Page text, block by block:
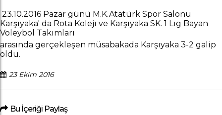
23.10.2016 Pazar günü M.K.Atatürk Spor Salonu
Karşıyaka' da Rota Koleji ve Karşıyaka SK. 1 Lig Bayan
Voleybol Takımları
arasında gerçekleşen müsabakada Karşıyaka 3-2 galip
oldu.
23 Ekim 2016
Bu İçeriği Paylaş